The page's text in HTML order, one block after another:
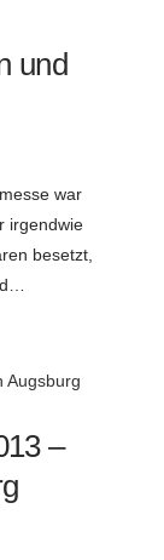
und
war
irgendwie
besetzt,
–